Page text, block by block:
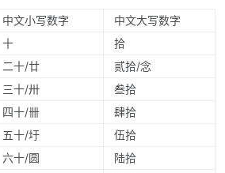
中文小写数字
中文大写数字
十
拾
二十/廿
贰拾/念
三十/卅
叁拾
四十/卌
肆拾
五十/圩
伍拾
六十/圆
陆拾